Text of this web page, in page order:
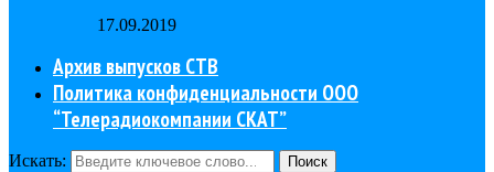
17.09.2019
Архив выпусков СТВ
Политика конфиденциальности ООО
“Телерадиокомпании СКАТ”
Искать:
Поиск